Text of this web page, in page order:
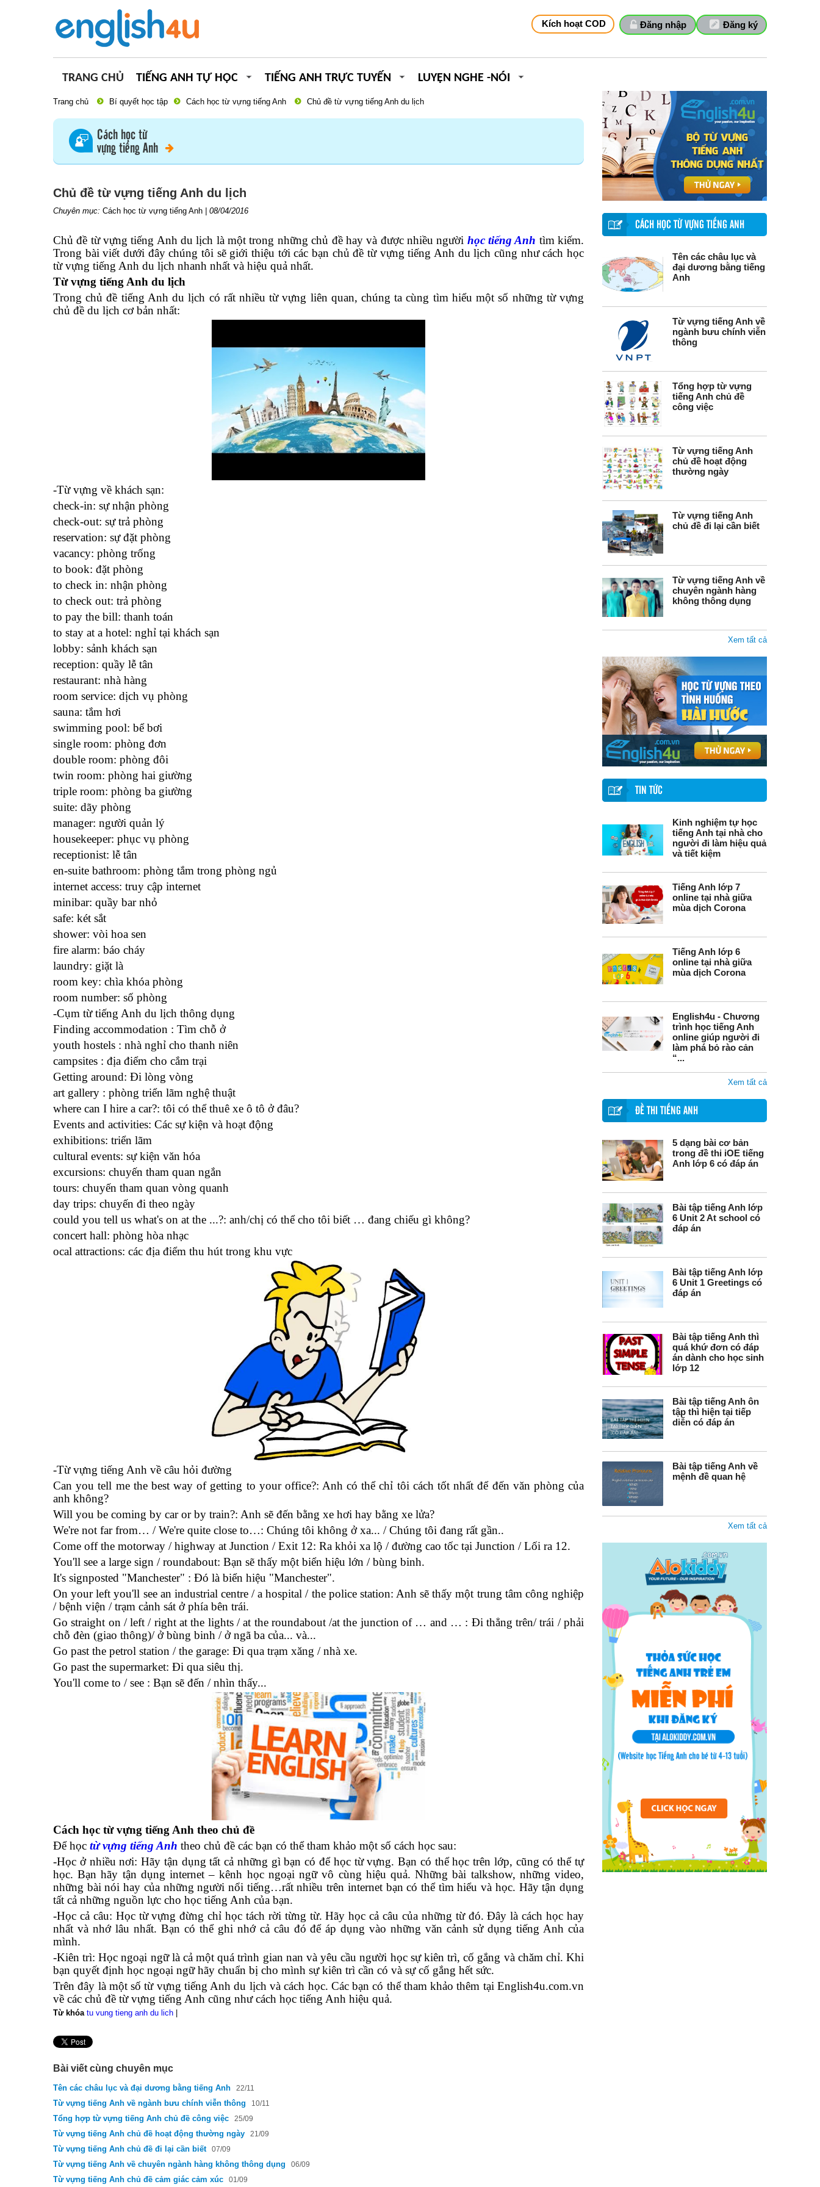
Đăng ký
Đăng nhập
Kích hoạt COD
TRANG CHỦ TIẾNG ANH TỰ HỌC TIẾNG ANH TRỰC TUYẾN LUYỆN NGHE -NÓI
CÁCH HỌC TỪ VỰNG TIẾNG ANH
Tên các châu lục và
đại dương bằng tiếng
Anh
Từ vựng tiếng Anh về
ngành bưu chính viễn
thông
Tổng hợp từ vựng
tiếng Anh chủ đề
công việc
Từ vựng tiếng Anh
chủ đề hoạt động
thường ngày
Từ vựng tiếng Anh
chủ đề đi lại cần biết
Từ vựng tiếng Anh về
chuyên ngành hàng
không thông dụng
Xem tất cả
TIN TỨC
Kinh nghiệm tự học
tiếng Anh tại nhà cho
người đi làm hiệu quả
và tiết kiệm
Tiếng Anh lớp 7
online tại nhà giữa
mùa dịch Corona
Tiếng Anh lớp 6
online tại nhà giữa
mùa dịch Corona
English4u - Chương
trình học tiếng Anh
online giúp người đi
làm phá bỏ rào cản
“...
Xem tất cả
ĐỀ THI TIẾNG ANH
5 dạng bài cơ bản
trong đề thi iOE tiếng
Anh lớp 6 có đáp án
Bài tập tiếng Anh lớp
6 Unit 2 At school có
đáp án
Bài tập tiếng Anh lớp
6 Unit 1 Greetings có
đáp án
Bài tập tiếng Anh thì
quá khứ đơn có đáp
án dành cho học sinh
lớp 12
Bài tập tiếng Anh ôn
tập thì hiện tại tiếp
diễn có đáp án
Bài tập tiếng Anh về
mệnh đề quan hệ
Xem tất cả
Trang chủ Bí quyết học tập Cách học từ vựng tiếng Anh Chủ đề từ vựng tiếng Anh du lịch
Cách học từ
vựng tiếng Anh
Chủ đề từ vựng tiếng Anh du lịch
Chuyên mục: Cách học từ vựng tiếng Anh 08/04/2016
Chủ đề từ vựng tiếng Anh du lịch là một trong những chủ đề hay và được nhiều người học tiếng Anh tìm kiếm.
Trong bài viết dưới đây chúng tôi sẽ giới thiệu tới các bạn chủ đề từ vựng tiếng Anh du lịch cũng như cách học
từ vựng tiếng Anh du lịch nhanh nhất và hiệu quả nhất.
Từ vựng tiếng Anh du lịch
Trong chủ đề tiếng Anh du lịch có rất nhiều từ vựng liên quan, chúng ta cùng tìm hiểu một số những từ vựng
chủ đề du lịch cơ bản nhất:
-Từ vựng về khách sạn:
check-in: sự nhận phòng
check-out: sự trả phòng
reservation: sự đặt phòng
vacancy: phòng trống
to book: đặt phòng
to check in: nhận phòng
to check out: trả phòng
to pay the bill: thanh toán
to stay at a hotel: nghỉ tại khách sạn
lobby: sảnh khách sạn
reception: quầy lễ tân
restaurant: nhà hàng
room service: dịch vụ phòng
sauna: tắm hơi
swimming pool: bể bơi
single room: phòng đơn
double room: phòng đôi
twin room: phòng hai giường
triple room: phòng ba giường
suite: dãy phòng
manager: người quản lý
housekeeper: phục vụ phòng
receptionist: lễ tân
en-suite bathroom: phòng tắm trong phòng ngủ
internet access: truy cập internet
minibar: quầy bar nhỏ
safe: két sắt
shower: vòi hoa sen
fire alarm: báo cháy
laundry: giặt là
room key: chìa khóa phòng
room number: số phòng
-Cụm từ tiếng Anh du lịch thông dụng
Finding accommodation : Tìm chỗ ở
youth hostels : nhà nghỉ cho thanh niên
campsites : địa điểm cho cắm trại
Getting around: Đi lòng vòng
art gallery : phòng triển lãm nghệ thuật
where can I hire a car?: tôi có thể thuê xe ô tô ở đâu?
Events and activities: Các sự kiện và hoạt động
exhibitions: triển lãm
cultural events: sự kiện văn hóa
excursions: chuyến tham quan ngắn
tours: chuyến tham quan vòng quanh
day trips: chuyến đi theo ngày
could you tell us what's on at the ...?: anh/chị có thể cho tôi biết … đang chiếu gì không?
concert hall: phòng hòa nhạc
ocal attractions: các địa điểm thu hút trong khu vực
-Từ vựng tiếng Anh về câu hỏi đường
Can you tell me the best way of getting to your office?: Anh có thể chỉ tôi cách tốt nhất để đến văn phòng của
anh không?
Will you be coming by car or by train?: Anh sẽ đến bằng xe hơi hay bằng xe lửa?
We're not far from… / We're quite close to…: Chúng tôi không ở xa... / Chúng tôi đang rất gần..
Come off the motorway / highway at Junction / Exit 12: Ra khỏi xa lộ / đường cao tốc tại Junction / Lối ra 12.
You'll see a large sign / roundabout: Bạn sẽ thấy một biển hiệu lớn / bùng binh.
It's signposted "Manchester" : Đó là biển hiệu "Manchester".
On your left you'll see an industrial centre / a hospital / the police station: Anh sẽ thấy một trung tâm công nghiệp
/ bệnh viện / trạm cảnh sát ở phía bên trái.
Go straight on / left / right at the lights / at the roundabout /at the junction of … and … : Đi thẳng trên/ trái / phải
chỗ đèn (giao thông)/ ở bùng binh / ở ngã ba của... và...
Go past the petrol station / the garage: Đi qua trạm xăng / nhà xe.
Go past the supermarket: Đi qua siêu thị.
You'll come to / see : Bạn sẽ đến / nhìn thấy...
Cách học từ vựng tiếng Anh theo chủ đề
Để học từ vựng tiếng Anh theo chủ đề các bạn có thể tham khảo một số cách học sau:
-Học ở nhiều nơi: Hãy tận dụng tất cả những gì bạn có để học từ vựng. Bạn có thể học trên lớp, cũng có thể tự
học. Bạn hãy tận dụng internet – kênh học ngoại ngữ vô cùng hiệu quả. Những bài talkshow, những video,
những bài nói hay của những người nổi tiếng…rất nhiều trên internet bạn có thể tìm hiểu và học. Hãy tận dụng
tất cả những nguồn lực cho học tiếng Anh của bạn.
-Học cả câu: Học từ vựng đừng chỉ học tách rời từng từ. Hãy học cả câu của những từ đó. Đây là cách học hay
nhất và nhớ lâu nhất. Bạn có thể ghi nhớ cả câu đó để áp dụng vào những văn cảnh sử dụng tiếng Anh của
mình.
-Kiên trì: Học ngoại ngữ là cả một quá trình gian nan và yêu cầu người học sự kiên trì, cố gắng và chăm chỉ. Khi
bạn quyết định học ngoại ngữ hãy chuẩn bị cho mình sự kiên trì cần có và sự cố gắng hết sức.
Trên đây là một số từ vựng tiếng Anh du lịch và cách học. Các bạn có thể tham khảo thêm tại English4u.com.vn
về các chủ đề từ vựng tiếng Anh cũng như cách học tiếng Anh hiệu quả.
Từ khóa tu vung tieng anh du lich
Bài viết cùng chuyên mục
Tên các châu lục và đại dương bằng tiếng Anh 22/11
Từ vựng tiếng Anh về ngành bưu chính viễn thông 10/11
Tổng hợp từ vựng tiếng Anh chủ đề công việc 25/09
Từ vựng tiếng Anh chủ đề hoạt động thường ngày 21/09
Từ vựng tiếng Anh chủ đề đi lại cần biết 07/09
Từ vựng tiếng Anh về chuyên ngành hàng không thông dụng 06/09
Từ vựng tiếng Anh chủ đề cảm giác cảm xúc 01/09